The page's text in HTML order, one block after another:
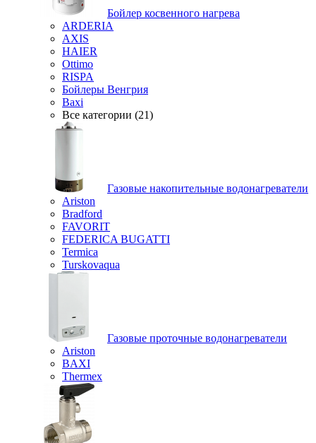
Бойлер косвенного нагрева
ARDERIA
AXIS
HAIER
Ottimo
RISPA
Бойлеры Венгрия
Baxi
Все категории (21)
Газовые накопительные водонагреватели
Ariston
Bradford
FAVORIT
FEDERICA BUGATTI
Termica
Turskovaqua
Газовые проточные водонагреватели
Ariston
BAXI
Thermex